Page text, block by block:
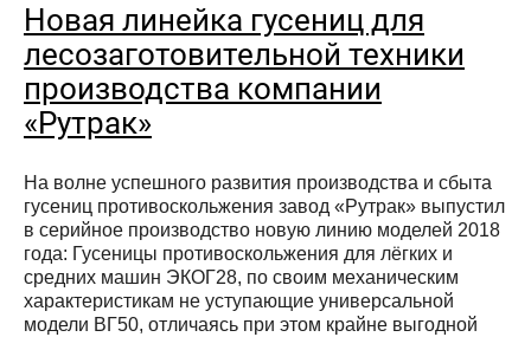
Новая линейка гусениц для
лесозаготовительной техники
производства компании
«Рутрак»
На волне успешного развития производства и сбыта
гусениц противоскольжения завод «Рутрак» выпустил
в серийное производство новую линию моделей 2018
года: Гусеницы противоскольжения для лёгких и
средних машин ЭКОГ28, по своим механическим
характеристикам не уступающие универсальной
модели ВГ50, отличаясь при этом крайне выгодной